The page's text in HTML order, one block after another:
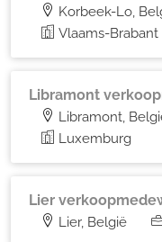
Korbeek-Lo,
Vlaams-Brabant
Libramont
Libramont,
Luxemburg
Lier
Lier, België